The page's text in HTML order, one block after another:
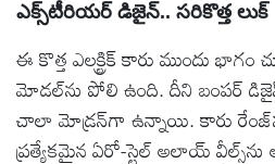
ఎక్స్‌టీరియర్ డిజైన్.. సరికొత్త లుక్
ఈ కొత్త ఎలక్ట్రిక్ కారు ముందు
మోడల్‌ను పోలి ఉంది. దీని బంపర్
చాలా మోడ్రన్‌గా ఉన్నాయి. కారు
ప్రత్యేకమైన ఏరో-స్టైల్ అలాయ్